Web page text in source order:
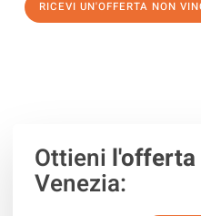
RICEVI UN'OFFERTA NON
Ottieni
Venezia: